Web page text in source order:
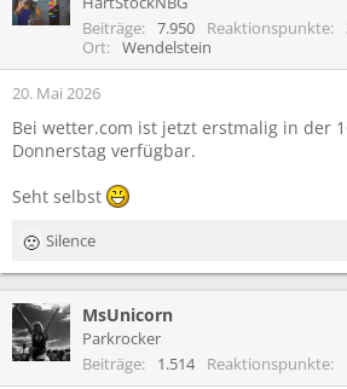
e
t
a
Beiträge
7.950 Reaktionspunkte
Ort
Wendelstein
20. Mai 2026
Bei wetter.com ist jetzt erstmalig in der
Donnerstag verfügbar.
Seht selbst
R
e
k
t
i
Silence
MsUnicorn
Parkrocker
Beiträge
1.514 Reaktionspunkte